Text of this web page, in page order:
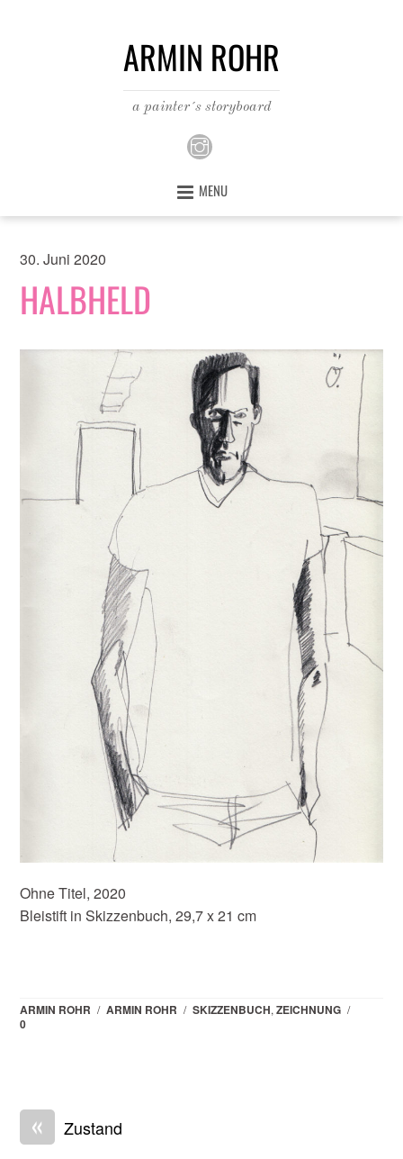
ARMIN ROHR
a painter´s storyboard
MENU
30. Juni 2020
HALBHELD
Ohne Titel, 2020
Bleistift in Skizzenbuch, 29,7 x 21 cm
ARMIN ROHR / ARMIN ROHR / SKIZZENBUCH,ZEICHNUNG /
0
« Zustand